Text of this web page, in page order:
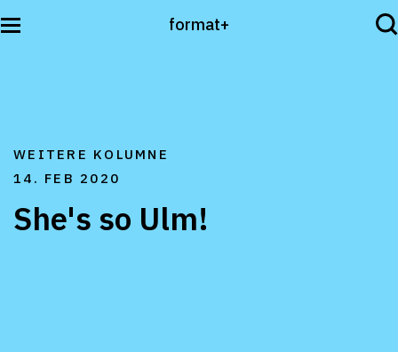
format+
Lesen
WEITERE KOLUMNE
14. FEB 2020
She's so Ulm!